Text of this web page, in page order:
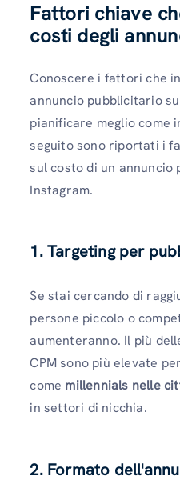
Fattori chiave
costi degli
Conoscere i fattori che
annuncio pubblicitario
pianificare meglio come
seguito sono riportati i
sul costo di un annuncio
Instagram.
1. Targeting per
Se stai cercando di
persone piccolo o
aumenteranno. Il più
CPM sono più elevate
come millennials nelle
in settori di nicchia.
2. Formato